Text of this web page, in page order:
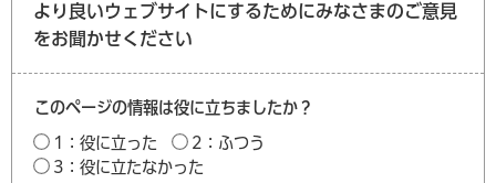
より良いウェブサイトにするためにみなさまのご意見
をお聞かせください
このページの情報は役に立ちましたか？
1：役に立った
2：ふつう
3：役に立たなかった